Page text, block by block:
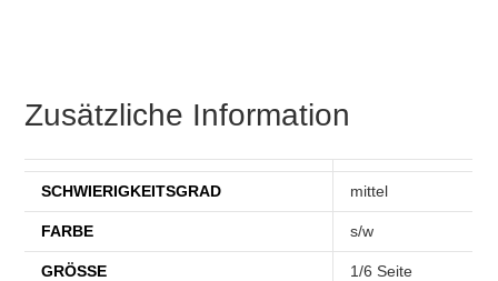
Zusätzliche Information
SCHWIERIGKEITSGRAD mittel
FARBE s/w
GRÖSSE 1/6 Seite